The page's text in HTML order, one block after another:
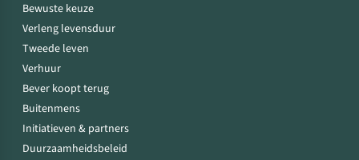
Bewuste keuze
Verleng levensduur
Tweede leven
Verhuur
Bever koopt terug
Buitenmens
Initiatieven & partners
Duurzaamheidsbeleid